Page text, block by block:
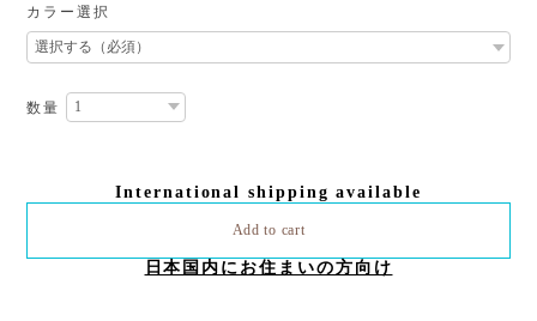
カラー選択
数量
International shipping available
Add to cart
日本国内にお住まいの方向け